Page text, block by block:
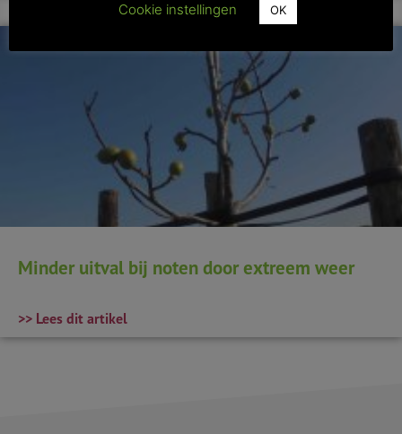
Minder uitval bij noten door extreem weer
>> Lees dit artikel
Cookie instellingen
OK